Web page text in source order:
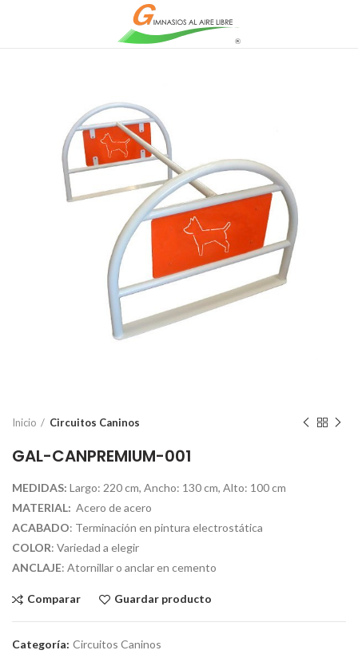
Inicio Circuitos Caninos
GAL-CANPREMIUM-001
MEDIDAS: Largo: 220 cm, Ancho: 130 cm, Alto: 100 cm
MATERIAL: Acero de acero
ACABADO: Terminación en pintura electrostática
COLOR: Variedad a elegir
ANCLAJE: Atornillar o anclar en cemento
Comparar Guardar producto
Categoría: Circuitos Caninos